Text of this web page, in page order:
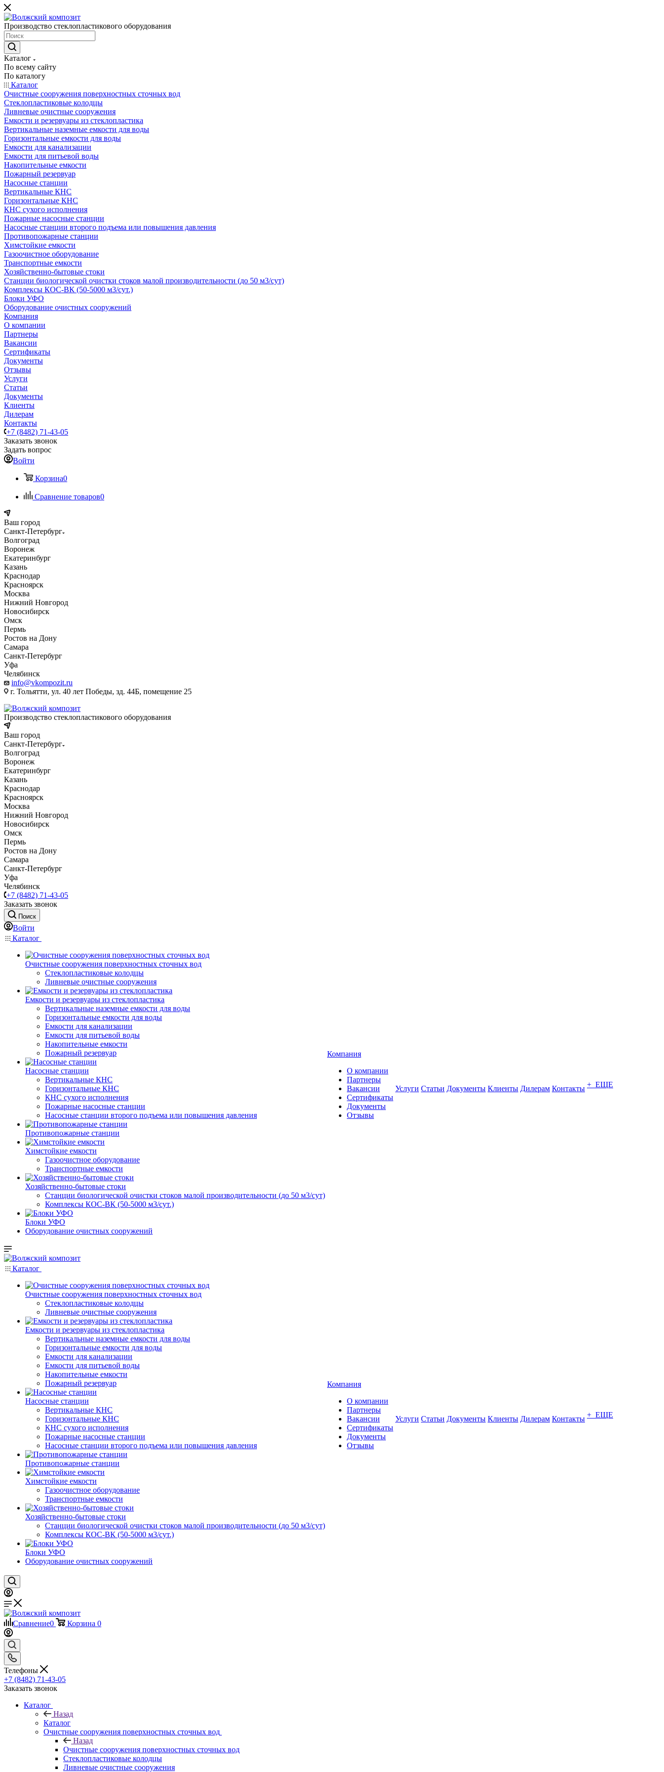
Производство стеклопластикового оборудования
Каталог
По всему сайту
По каталогу
Каталог
Очистные сооружения поверхностных сточных вод
Стеклопластиковые колодцы
Ливневые очистные сооружения
Емкости и резервуары из стеклопластика
Вертикальные наземные емкости для воды
Горизонтальные емкости для воды
Емкости для канализации
Емкости для питьевой воды
Накопительные емкости
Пожарный резервуар
Насосные станции
Вертикальные КНС
Горизонтальные КНС
КНС сухого исполнения
Пожарные насосные станции
Насосные cтанции второго подъема или повышения давления
Противопожарные станции
Химстойкие емкости
Газоочистное оборудование
Транспортные емкости
Хозяйственно-бытовые стоки
Станции биологической очистки стоков малой производительности (до 50 м3/сут)
Комплексы КОС-ВК (50-5000 м3/сут.)
Блоки УФО
Оборудование очистных сооружений
Компания
О компании
Партнеры
Вакансии
Сертификаты
Документы
Отзывы
Услуги
Статьи
Документы
Клиенты
Дилерам
Контакты
+7 (8482) 71-43-05
Заказать звонок
Задать вопрос
Войти
Корзина0
Сравнение товаров0
Ваш город
Санкт-Петербург
Волгоград
Воронеж
Екатеринбург
Казань
Краснодар
Красноярск
Москва
Нижний Новгород
Новосибирск
Омск
Пермь
Ростов на Дону
Самара
Санкт-Петербург
Уфа
Челябинск
info@vkompozit.ru
г. Тольятти, ул. 40 лет Победы, зд. 44Б, помещение 25
Производство стеклопластикового оборудования
Ваш город
Санкт-Петербург
Волгоград
Воронеж
Екатеринбург
Казань
Краснодар
Красноярск
Москва
Нижний Новгород
Новосибирск
Омск
Пермь
Ростов на Дону
Самара
Санкт-Петербург
Уфа
Челябинск
+7 (8482) 71-43-05
Заказать звонок
Поиск
Войти
Каталог
Очистные сооружения поверхностных сточных вод
Стеклопластиковые колодцы
Ливневые очистные сооружения
Емкости и резервуары из стеклопластика
Вертикальные наземные емкости для воды
Горизонтальные емкости для воды
Емкости для канализации
Емкости для питьевой воды
Накопительные емкости
Пожарный резервуар
Насосные станции
Вертикальные КНС
Горизонтальные КНС
КНС сухого исполнения
Пожарные насосные станции
Насосные cтанции второго подъема или повышения давления
Противопожарные станции
Химстойкие емкости
Газоочистное оборудование
Транспортные емкости
Хозяйственно-бытовые стоки
Станции биологической очистки стоков малой производительности (до 50 м3/сут)
Комплексы КОС-ВК (50-5000 м3/сут.)
Блоки УФО
Оборудование очистных сооружений
Компания
О компании
Партнеры
Вакансии
Сертификаты
Документы
Отзывы
Услуги Статьи Документы Клиенты Дилерам Контакты + ЕЩЕ
Каталог
Очистные сооружения поверхностных сточных вод
Стеклопластиковые колодцы
Ливневые очистные сооружения
Емкости и резервуары из стеклопластика
Вертикальные наземные емкости для воды
Горизонтальные емкости для воды
Емкости для канализации
Емкости для питьевой воды
Накопительные емкости
Пожарный резервуар
Насосные станции
Вертикальные КНС
Горизонтальные КНС
КНС сухого исполнения
Пожарные насосные станции
Насосные cтанции второго подъема или повышения давления
Противопожарные станции
Химстойкие емкости
Газоочистное оборудование
Транспортные емкости
Хозяйственно-бытовые стоки
Станции биологической очистки стоков малой производительности (до 50 м3/сут)
Комплексы КОС-ВК (50-5000 м3/сут.)
Блоки УФО
Оборудование очистных сооружений
Компания
О компании
Партнеры
Вакансии
Сертификаты
Документы
Отзывы
Услуги Статьи Документы Клиенты Дилерам Контакты + ЕЩЕ
Сравнение0 Корзина 0
Телефоны
+7 (8482) 71-43-05
Заказать звонок
Каталог
Назад
Каталог
Очистные сооружения поверхностных сточных вод
Назад
Очистные сооружения поверхностных сточных вод
Стеклопластиковые колодцы
Ливневые очистные сооружения